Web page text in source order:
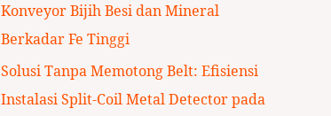
Konveyor Bijih Besi dan Mineral
Berkadar Fe Tinggi
Solusi Tanpa Memotong Belt: Efisiensi
Instalasi Split-Coil Metal Detector pada